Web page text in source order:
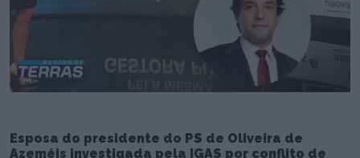
Esposa do presidente do PS de Oliveira de
Azeméis investigada pela IGAS por conflito de